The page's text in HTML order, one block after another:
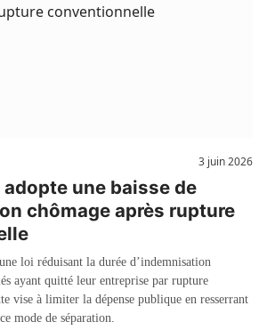
3 juin 2026
adopte une baisse de
chômage après rupture
loi réduisant la durée d’indemnisation
ayant quitté leur entreprise par rupture
vise à limiter la dépense publique en resserrant
mode de séparation.